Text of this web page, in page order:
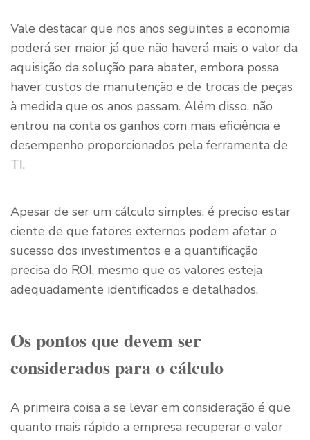
Vale destacar que nos anos seguintes a economia
poderá ser maior já que não haverá mais o valor da
aquisição da solução para abater, embora possa
haver custos de manutenção e de trocas de peças
à medida que os anos passam. Além disso, não
entrou na conta os ganhos com mais eficiência e
desempenho proporcionados pela ferramenta de
TI.
Apesar de ser um cálculo simples, é preciso estar
ciente de que fatores externos podem afetar o
sucesso dos investimentos e a quantificação
precisa do ROI, mesmo que os valores esteja
adequadamente identificados e detalhados.
Os pontos que devem ser
considerados para o cálculo
A primeira coisa a se levar em consideração é que
quanto mais rápido a empresa recuperar o valor